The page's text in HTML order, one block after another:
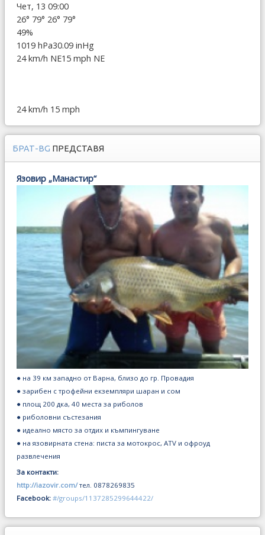
Чет, 13 09:00
26° 79° 26° 79°
49%
1019 hPa30.09 inHg
24 km/h NE15 mph NE
24 km/h 15 mph
БРАТ-BG ПРЕДСТАВЯ
Язовир „Манастир“
● на 39 км западно от Варна, близо до гр. Провадия
● зарибен с трофейни екземпляри шаран и сом
● площ 200 дка, 40 места за риболов
● риболовни състезания
● идеално място за отдих и къмпингуване
● на язовирната стена: писта за мотокрос, ATV и офроуд
развлечения
За контакти:
http://iazovir.com/ тел. 0878269835
Facebook: #/groups/1137285299644422/